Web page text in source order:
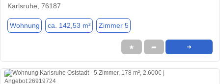
Karlsruhe, 76187
Wohnung ca. 142,53 m² Zimmer 5
★ ➦ ➜